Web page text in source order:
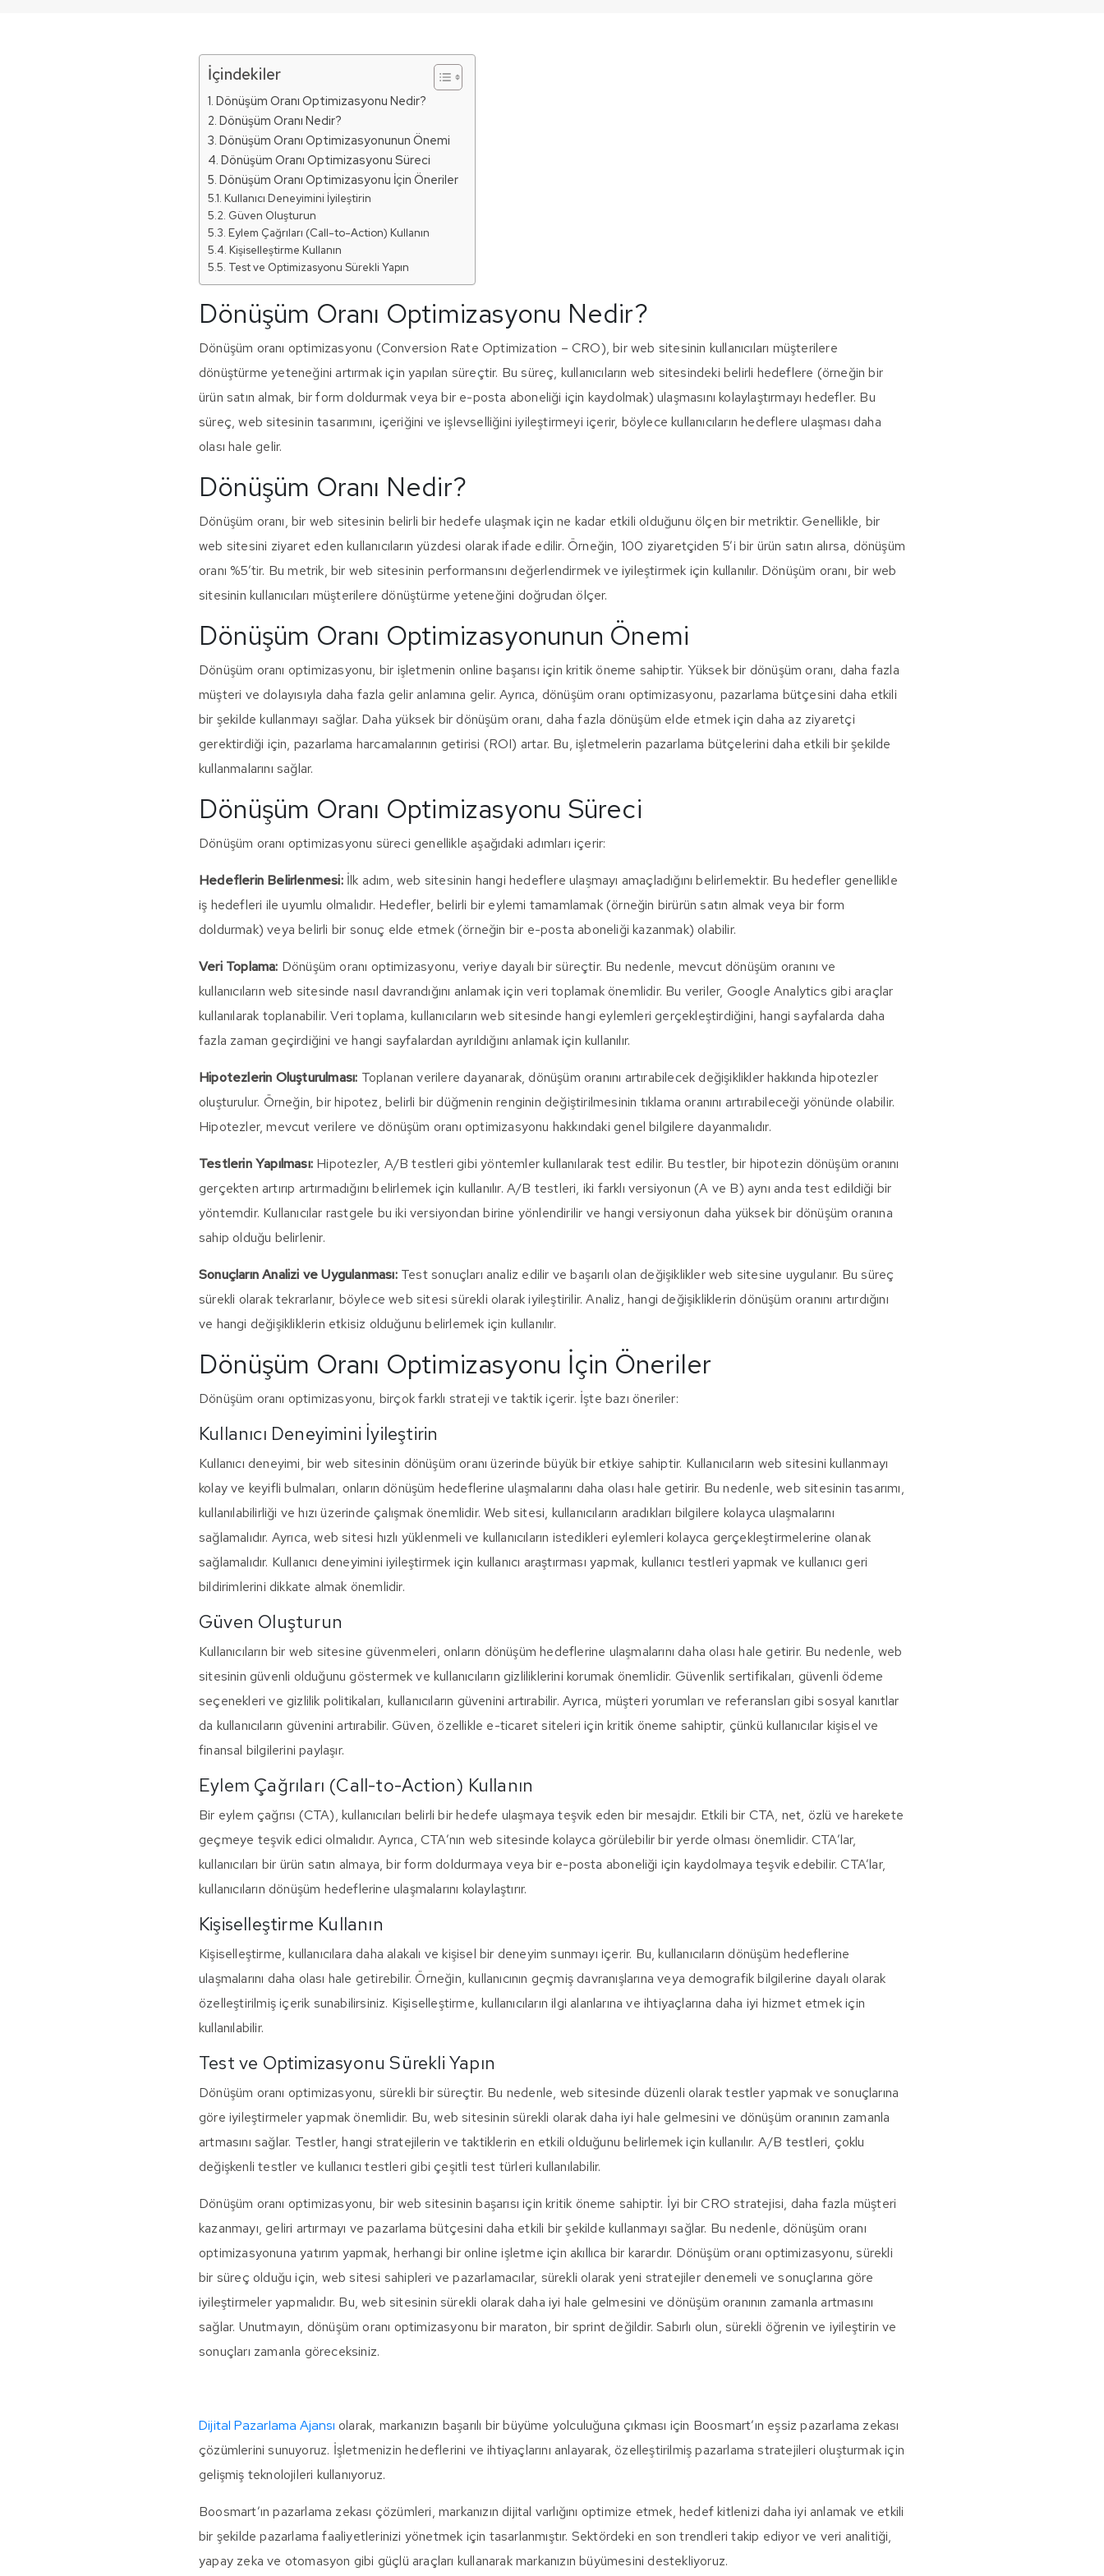
İçindekiler
Dönüşüm Oranı Optimizasyonu Nedir?
Dönüşüm Oranı Nedir?
Dönüşüm Oranı Optimizasyonunun Önemi
Dönüşüm Oranı Optimizasyonu Süreci
Dönüşüm Oranı Optimizasyonu İçin Öneriler
Kullanıcı Deneyimini İyileştirin
Güven Oluşturun
Eylem Çağrıları (Call-to-Action) Kullanın
Kişiselleştirme Kullanın
Test ve Optimizasyonu Sürekli Yapın
Dönüşüm Oranı Optimizasyonu Nedir?
Dönüşüm oranı optimizasyonu (Conversion Rate Optimization – CRO), bir web sitesinin kullanıcıları müşterilere
dönüştürme yeteneğini artırmak için yapılan süreçtir. Bu süreç, kullanıcıların web sitesindeki belirli hedeflere (örneğin bir
ürün satın almak, bir form doldurmak veya bir e-posta aboneliği için kaydolmak) ulaşmasını kolaylaştırmayı hedefler. Bu
süreç, web sitesinin tasarımını, içeriğini ve işlevselliğini iyileştirmeyi içerir, böylece kullanıcıların hedeflere ulaşması daha
olası hale gelir.
Dönüşüm Oranı Nedir?
Dönüşüm oranı, bir web sitesinin belirli bir hedefe ulaşmak için ne kadar etkili olduğunu ölçen bir metriktir. Genellikle, bir
web sitesini ziyaret eden kullanıcıların yüzdesi olarak ifade edilir. Örneğin, 100 ziyaretçiden 5’i bir ürün satın alırsa, dönüşüm
oranı %5’tir. Bu metrik, bir web sitesinin performansını değerlendirmek ve iyileştirmek için kullanılır. Dönüşüm oranı, bir web
sitesinin kullanıcıları müşterilere dönüştürme yeteneğini doğrudan ölçer.
Dönüşüm Oranı Optimizasyonunun Önemi
Dönüşüm oranı optimizasyonu, bir işletmenin online başarısı için kritik öneme sahiptir. Yüksek bir dönüşüm oranı, daha fazla
müşteri ve dolayısıyla daha fazla gelir anlamına gelir. Ayrıca, dönüşüm oranı optimizasyonu, pazarlama bütçesini daha etkili
bir şekilde kullanmayı sağlar. Daha yüksek bir dönüşüm oranı, daha fazla dönüşüm elde etmek için daha az ziyaretçi
gerektirdiği için, pazarlama harcamalarının getirisi (ROI) artar. Bu, işletmelerin pazarlama bütçelerini daha etkili bir şekilde
kullanmalarını sağlar.
Dönüşüm Oranı Optimizasyonu Süreci
Dönüşüm oranı optimizasyonu süreci genellikle aşağıdaki adımları içerir:
Hedeflerin Belirlenmesi:İlk adım, web sitesinin hangi hedeflere ulaşmayı amaçladığını belirlemektir. Bu hedefler genellikle
iş hedefleri ile uyumlu olmalıdır. Hedefler, belirli bir eylemi tamamlamak (örneğin birürün satın almak veya bir form
doldurmak) veya belirli bir sonuç elde etmek (örneğin bir e-posta aboneliği kazanmak) olabilir.
Veri Toplama: Dönüşüm oranı optimizasyonu, veriye dayalı bir süreçtir. Bu nedenle, mevcut dönüşüm oranını ve
kullanıcıların web sitesinde nasıl davrandığını anlamak için veri toplamak önemlidir. Bu veriler, Google Analytics gibi araçlar
kullanılarak toplanabilir. Veri toplama, kullanıcıların web sitesinde hangi eylemleri gerçekleştirdiğini, hangi sayfalarda daha
fazla zaman geçirdiğini ve hangi sayfalardan ayrıldığını anlamak için kullanılır.
Hipotezlerin Oluşturulması: Toplanan verilere dayanarak, dönüşüm oranını artırabilecek değişiklikler hakkında hipotezler
oluşturulur. Örneğin, bir hipotez, belirli bir düğmenin renginin değiştirilmesinin tıklama oranını artırabileceği yönünde olabilir.
Hipotezler, mevcut verilere ve dönüşüm oranı optimizasyonu hakkındaki genel bilgilere dayanmalıdır.
Testlerin Yapılması: Hipotezler, A/B testleri gibi yöntemler kullanılarak test edilir. Bu testler, bir hipotezin dönüşüm oranını
gerçekten artırıp artırmadığını belirlemek için kullanılır. A/B testleri, iki farklı versiyonun (A ve B) aynı anda test edildiği bir
yöntemdir. Kullanıcılar rastgele bu iki versiyondan birine yönlendirilir ve hangi versiyonun daha yüksek bir dönüşüm oranına
sahip olduğu belirlenir.
Sonuçların Analizi ve Uygulanması:Test sonuçları analiz edilir ve başarılı olan değişiklikler web sitesine uygulanır. Bu süreç
sürekli olarak tekrarlanır, böylece web sitesi sürekli olarak iyileştirilir. Analiz, hangi değişikliklerin dönüşüm oranını artırdığını
ve hangi değişikliklerin etkisiz olduğunu belirlemek için kullanılır.
Dönüşüm Oranı Optimizasyonu İçin Öneriler
Dönüşüm oranı optimizasyonu, birçok farklı strateji ve taktik içerir. İşte bazı öneriler:
Kullanıcı Deneyimini İyileştirin
Kullanıcı deneyimi, bir web sitesinin dönüşüm oranı üzerinde büyük bir etkiye sahiptir. Kullanıcıların web sitesini kullanmayı
kolay ve keyifli bulmaları, onların dönüşüm hedeflerine ulaşmalarını daha olası hale getirir. Bu nedenle, web sitesinin tasarımı,
kullanılabilirliği ve hızı üzerinde çalışmak önemlidir. Web sitesi, kullanıcıların aradıkları bilgilere kolayca ulaşmalarını
sağlamalıdır. Ayrıca, web sitesi hızlı yüklenmeli ve kullanıcıların istedikleri eylemleri kolayca gerçekleştirmelerine olanak
sağlamalıdır. Kullanıcı deneyimini iyileştirmek için kullanıcı araştırması yapmak, kullanıcı testleri yapmak ve kullanıcı geri
bildirimlerini dikkate almak önemlidir.
Güven Oluşturun
Kullanıcıların bir web sitesine güvenmeleri, onların dönüşüm hedeflerine ulaşmalarını daha olası hale getirir. Bu nedenle, web
sitesinin güvenli olduğunu göstermek ve kullanıcıların gizliliklerini korumak önemlidir. Güvenlik sertifikaları, güvenli ödeme
seçenekleri ve gizlilik politikaları, kullanıcıların güvenini artırabilir. Ayrıca, müşteri yorumları ve referansları gibi sosyal kanıtlar
da kullanıcıların güvenini artırabilir. Güven, özellikle e-ticaret siteleri için kritik öneme sahiptir, çünkü kullanıcılar kişisel ve
finansal bilgilerini paylaşır.
Eylem Çağrıları (Call-to-Action) Kullanın
Bir eylem çağrısı (CTA), kullanıcıları belirli bir hedefe ulaşmaya teşvik eden bir mesajdır. Etkili bir CTA, net, özlü ve harekete
geçmeye teşvik edici olmalıdır. Ayrıca, CTA’nın web sitesinde kolayca görülebilir bir yerde olması önemlidir. CTA’lar,
kullanıcıları bir ürün satın almaya, bir form doldurmaya veya bir e-posta aboneliği için kaydolmaya teşvik edebilir. CTA’lar,
kullanıcıların dönüşüm hedeflerine ulaşmalarını kolaylaştırır.
Kişiselleştirme Kullanın
Kişiselleştirme, kullanıcılara daha alakalı ve kişisel bir deneyim sunmayı içerir. Bu, kullanıcıların dönüşüm hedeflerine
ulaşmalarını daha olası hale getirebilir. Örneğin, kullanıcının geçmiş davranışlarına veya demografik bilgilerine dayalı olarak
özelleştirilmiş içerik sunabilirsiniz. Kişiselleştirme, kullanıcıların ilgi alanlarına ve ihtiyaçlarına daha iyi hizmet etmek için
kullanılabilir.
Test ve Optimizasyonu Sürekli Yapın
Dönüşüm oranı optimizasyonu, sürekli bir süreçtir. Bu nedenle, web sitesinde düzenli olarak testler yapmak ve sonuçlarına
göre iyileştirmeler yapmak önemlidir. Bu, web sitesinin sürekli olarak daha iyi hale gelmesini ve dönüşüm oranının zamanla
artmasını sağlar. Testler, hangi stratejilerin ve taktiklerin en etkili olduğunu belirlemek için kullanılır. A/B testleri, çoklu
değişkenli testler ve kullanıcı testleri gibi çeşitli test türleri kullanılabilir.
Dönüşüm oranı optimizasyonu, bir web sitesinin başarısı için kritik öneme sahiptir. İyi bir CRO stratejisi, daha fazla müşteri
kazanmayı, geliri artırmayı ve pazarlama bütçesini daha etkili bir şekilde kullanmayı sağlar. Bu nedenle, dönüşüm oranı
optimizasyonuna yatırım yapmak, herhangi bir online işletme için akıllıca bir karardır. Dönüşüm oranı optimizasyonu, sürekli
bir süreç olduğu için, web sitesi sahipleri ve pazarlamacılar, sürekli olarak yeni stratejiler denemeli ve sonuçlarına göre
iyileştirmeler yapmalıdır. Bu, web sitesinin sürekli olarak daha iyi hale gelmesini ve dönüşüm oranının zamanla artmasını
sağlar. Unutmayın, dönüşüm oranı optimizasyonu bir maraton, bir sprint değildir. Sabırlı olun, sürekli öğrenin ve iyileştirin ve
sonuçları zamanla göreceksiniz.
Dijital Pazarlama Ajansı olarak, markanızın başarılı bir büyüme yolculuğuna çıkması için Boosmart’ın eşsiz pazarlama zekası
çözümlerini sunuyoruz. İşletmenizin hedeflerini ve ihtiyaçlarını anlayarak, özelleştirilmiş pazarlama stratejileri oluşturmak için
gelişmiş teknolojileri kullanıyoruz.
Boosmart’ın pazarlama zekası çözümleri, markanızın dijital varlığını optimize etmek, hedef kitlenizi daha iyi anlamak ve etkili
bir şekilde pazarlama faaliyetlerinizi yönetmek için tasarlanmıştır. Sektördeki en son trendleri takip ediyor ve veri analitiği,
yapay zeka ve otomasyon gibi güçlü araçları kullanarak markanızın büyümesini destekliyoruz.